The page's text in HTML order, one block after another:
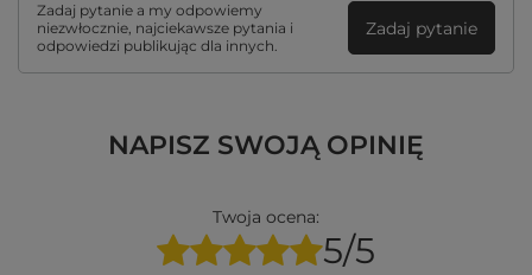
Zadaj pytanie a my odpowiemy
niezwłocznie, najciekawsze pytania i
odpowiedzi publikując dla innych.
Zadaj pytanie
NAPISZ SWOJĄ OPINIĘ
Twoja ocena:
5/5